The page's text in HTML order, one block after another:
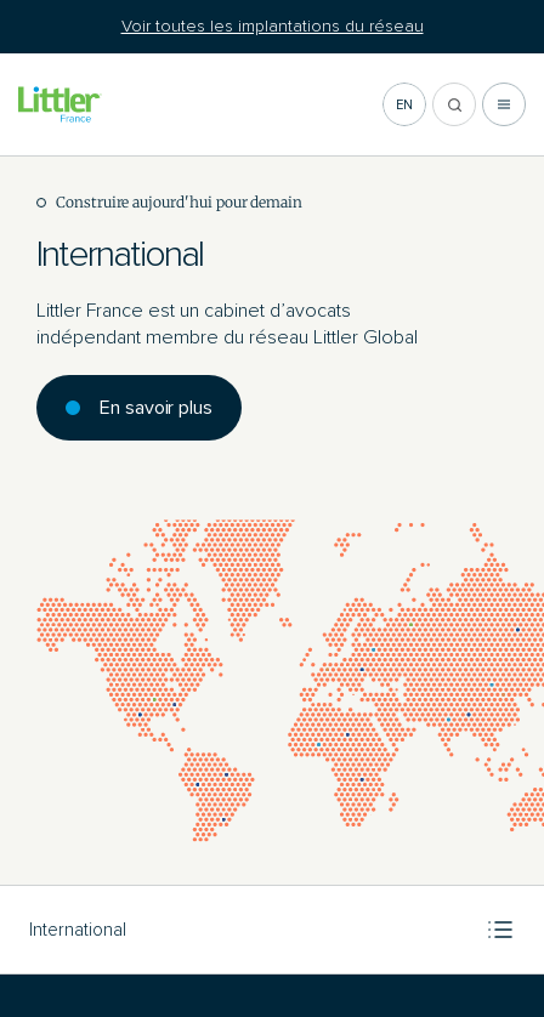
Voir toutes les implantations du réseau
EN
Construire aujourd'hui pour demain
International
Littler France est un cabinet d’avocats
indépendant membre du réseau Littler Global
En savoir plus
International